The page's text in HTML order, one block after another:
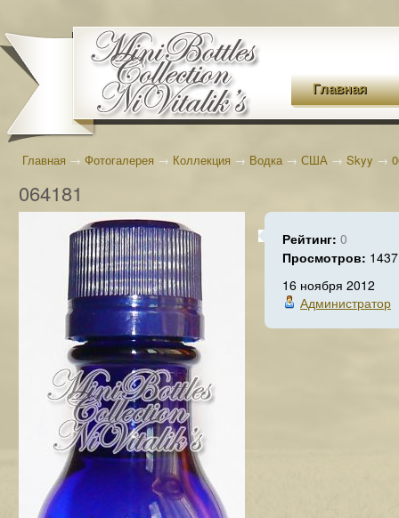
Главная
Главная → Фотогалерея → Коллекция → Водка→ США → Skyy →
064181
Рейтинг: 0
Просмотров: 1437
16 ноября 2012
Администратор